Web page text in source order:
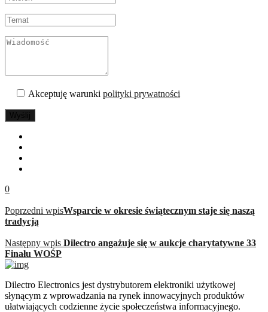
Akceptuję warunki polityki prywatności
Wyślij
0
Poprzedni wpisWsparcie w okresie świątecznym staje się naszą
tradycją
Następny wpis Dilectro angażuje się w aukcje charytatywne 33
Finału WOŚP
Dilectro Electronics jest dystrybutorem elektroniki użytkowej
słynącym z wprowadzania na rynek innowacyjnych produktów
ułatwiających codzienne życie społeczeństwa informacyjnego.